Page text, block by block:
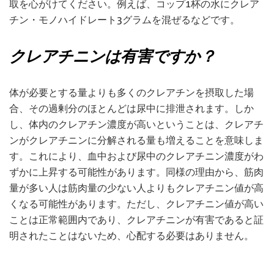
取を心がけてください。例えば、コップ1杯の水にクレア
チン・モノハイドレート3グラムを混ぜるなどです。
クレアチニンは有害ですか？
体が必要とする量よりも多くのクレアチンを摂取した場
合、その過剰分のほとんどは尿中に排泄されます。しか
し、体内のクレアチン濃度が高いということは、クレアチ
ンがクレアチニンに分解される量も増えることを意味しま
す。これにより、血中および尿中のクレアチニン濃度がわ
ずかに上昇する可能性があります。同様の理由から、筋肉
量が多い人は筋肉量の少ない人よりもクレアチニン値が高
くなる可能性があります。ただし、クレアチニン値が高い
ことは正常範囲内であり、クレアチニンが有害であると証
明されたことはないため、心配する必要はありません。